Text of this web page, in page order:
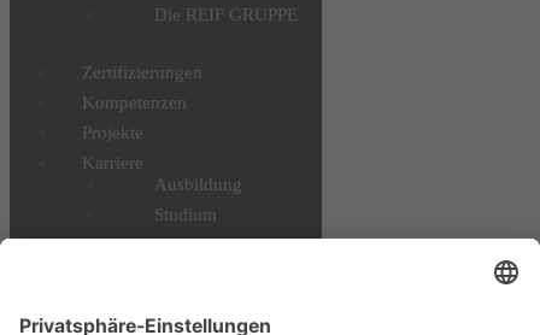
Die REIF GRUPPE
Zertifizierungen
Kompetenzen
Projekte
Karriere
Ausbildung
Studium
Profis & Einsteiger